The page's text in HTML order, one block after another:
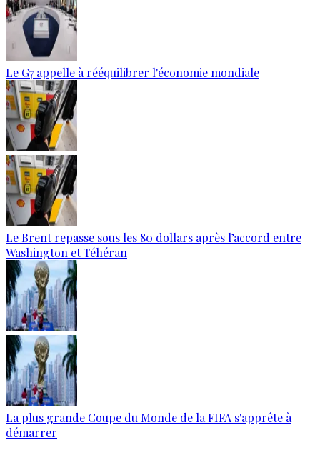
Le G7 appelle à rééquilibrer l'économie mondiale
Le Brent repasse sous les 80 dollars après l’accord entre
Washington et Téhéran
La plus grande Coupe du Monde de la FIFA s'apprête à
démarrer